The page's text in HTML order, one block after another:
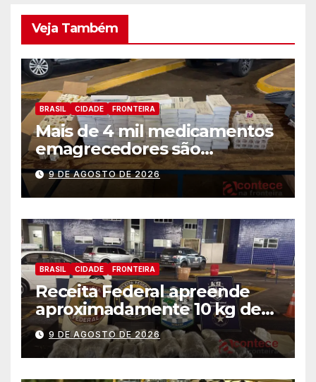
Veja Também
BRASIL CIDADE FRONTEIRA
Mais de 4 mil medicamentos
emagrecedores são
apreendidos pela Receita
Federal
9 DE AGOSTO DE 2026
BRASIL CIDADE FRONTEIRA
Receita Federal apreende
aproximadamente 10 kg de
substância análoga ao
capulho
9 DE AGOSTO DE 2026